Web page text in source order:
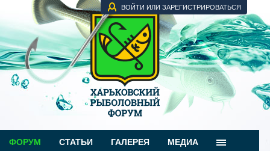
ВОЙТИ ИЛИ ЗАРЕГИСТРИРОВАТЬСЯ
ФОРУМ СТАТЬИ ГАЛЕРЕЯ МЕДИА